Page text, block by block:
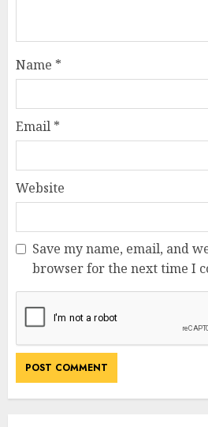
Name *
Email *
Website
Save my name, email, and
browser for the next time I